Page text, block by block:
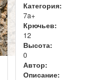
Категория:
7a+
Крючьев:
12
Высота:
0
Автор:
Описание: